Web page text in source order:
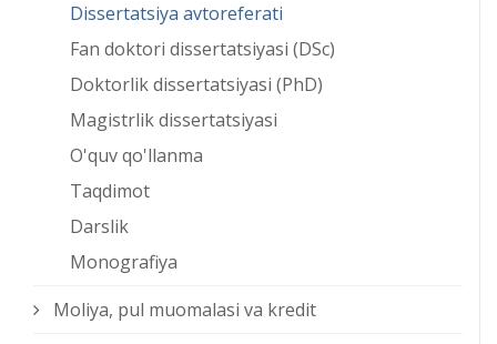
Dissertatsiya avtoreferati
Fan doktori dissertatsiyasi (DSc)
Doktorlik dissertatsiyasi (PhD)
Magistrlik dissertatsiyasi
O'quv qo'llanma
Taqdimot
Darslik
Monografiya
Moliya, pul muomalasi va kredit